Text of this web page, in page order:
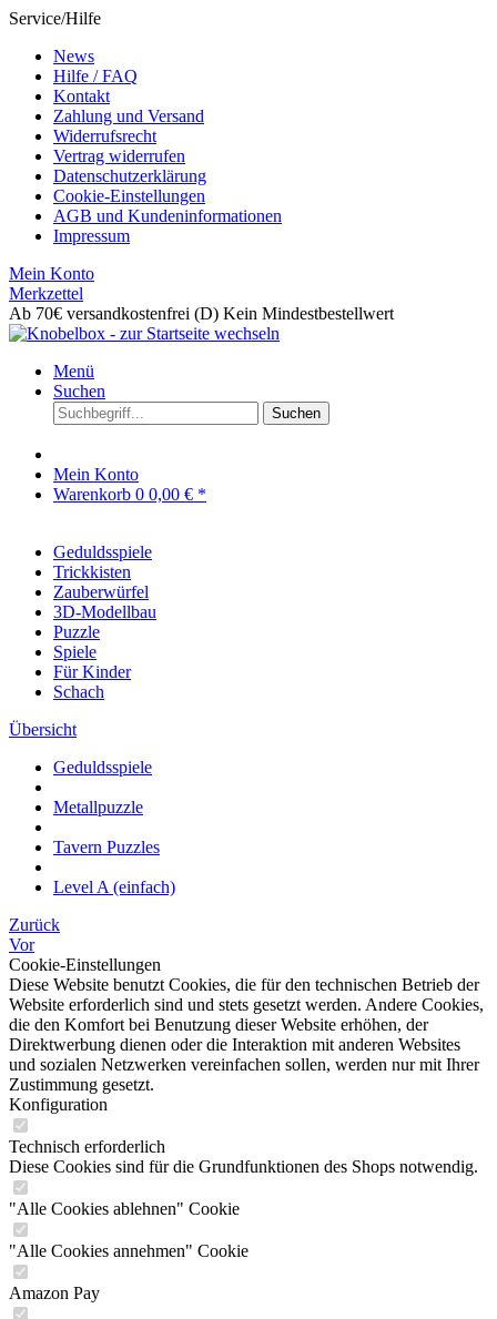
Service/Hilfe
News
Hilfe / FAQ
Kontakt
Zahlung und Versand
Widerrufsrecht
Vertrag widerrufen
Datenschutzerklärung
Cookie-Einstellungen
AGB und Kundeninformationen
Impressum
Mein Konto
Merkzettel
Ab 70€ versandkostenfrei (D) Kein Mindestbestellwert
Menü
Suchen
Suchen
Mein Konto
Warenkorb 0 0,00 € *
Geduldsspiele
Trickkisten
Zauberwürfel
3D-Modellbau
Puzzle
Spiele
Für Kinder
Schach
Übersicht
Geduldsspiele
Metallpuzzle
Tavern Puzzles
Level A (einfach)
Zurück
Vor
Cookie-Einstellungen
Diese Website benutzt Cookies, die für den technischen Betrieb der
Website erforderlich sind und stets gesetzt werden. Andere Cookies,
die den Komfort bei Benutzung dieser Website erhöhen, der
Direktwerbung dienen oder die Interaktion mit anderen Websites
und sozialen Netzwerken vereinfachen sollen, werden nur mit Ihrer
Zustimmung gesetzt.
Konfiguration
Technisch erforderlich
Diese Cookies sind für die Grundfunktionen des Shops notwendig.
"Alle Cookies ablehnen" Cookie
"Alle Cookies annehmen" Cookie
Amazon Pay